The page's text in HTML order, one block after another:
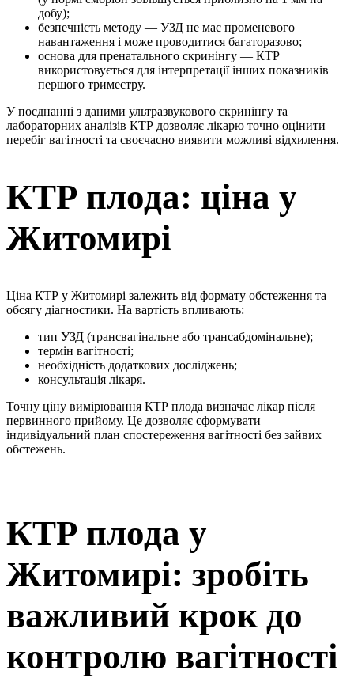
добу);
безпечність методу — УЗД не має променевого
навантаження і може проводитися багаторазово;
основа для пренатального скринінгу — КТР
використовується для інтерпретації інших показників
першого триместру.
У поєднанні з даними ультразвукового скринінгу та
лабораторних аналізів КТР дозволяє лікарю точно оцінити
перебіг вагітності та своєчасно виявити можливі відхилення.
КТР плода: ціна у
Житомирі
Ціна КТР у Житомирі залежить від формату обстеження та
обсягу діагностики. На вартість впливають:
тип УЗД (трансвагінальне або трансабдомінальне);
термін вагітності;
необхідність додаткових досліджень;
консультація лікаря.
Точну ціну вимірювання КТР плода визначає лікар після
первинного прийому. Це дозволяє сформувати
індивідуальний план спостереження вагітності без зайвих
обстежень.
КТР плода у
Житомирі: зробіть
важливий крок до
контролю вагітності